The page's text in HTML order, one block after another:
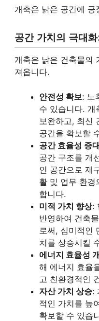
개축은 낡은 공간에
공간 가치의 극대
개축은 낡은 건축물의
져옵니다.
안전성 확보: 노
수 있습니다. 개
보완하고, 최신
공간을 확보할
공간 효율성 증
공간 구조를 개
인 공간으로 재
활 및 업무 환경
합니다.
미적 가치 향상:
반영하여 건축
로써, 심미적인
치를 상승시킬
에너지 효율성
해 에너지 효율
고 친환경적인
자산 가치 상승:
적인 가치를 높
확보할 수 있습